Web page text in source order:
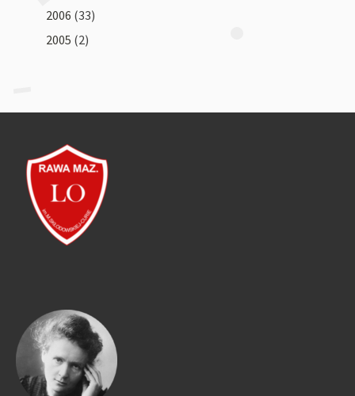
2006 (33)
2005 (2)